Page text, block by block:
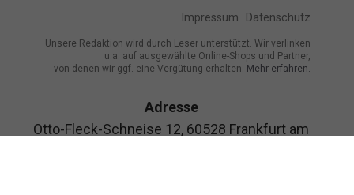
Impressum Datenschutz
Unsere Redaktion wird durch Leser unterstützt. Wir verlinken
u.a. auf ausgewählte Online-Shops und Partner,
von denen wir ggf. eine Vergütung erhalten. Mehr erfahren.
Adresse
Otto-Fleck-Schneise 12, 60528 Frankfurt am